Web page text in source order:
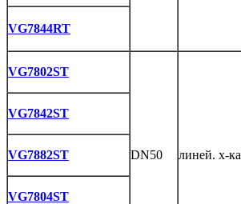
VG7844RT
VG7802ST
DN50 линей. х-ка
VG7842ST
VG7882ST
VG7804ST